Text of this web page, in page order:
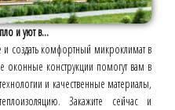
и уют в...
и создать комфортный микроклимат в
конструкции помогут вам в
и качественные материалы,
Закажите сейчас и